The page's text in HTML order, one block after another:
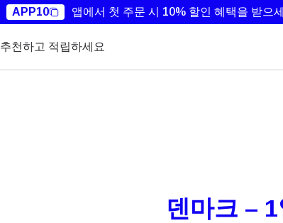
APP10 앱에서 첫 주문 시 10% 할인 혜택을 받으
추천하고 적립하세요
덴마크 –